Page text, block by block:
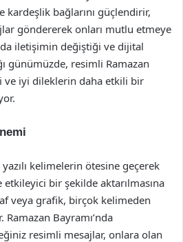
kardeşlik bağlarını güçlendirir,
göndererek onları mutlu etmeye
iletişimin değiştiği ve dijital
günümüzde, resimli Ramazan
ve iyi dileklerin daha etkili bir
kelimelerin ötesine geçerek
etkileyici bir şekilde aktarılmasına
veya grafik, birçok kelimeden
Bayramı’nda
resimli mesajlar, onlara olan